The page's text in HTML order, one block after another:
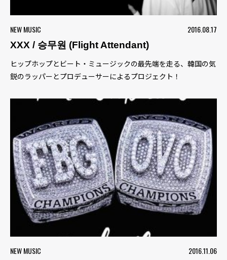
NEW MUSIC
2016.08.17
XXX / 승무원 (Flight Attendant)
ヒップホップとビート・ミュージックの最先端を走る、韓国の気
鋭のラッパーとプロデューサーによるプロジェクト！
NEW MUSIC
2016.11.06